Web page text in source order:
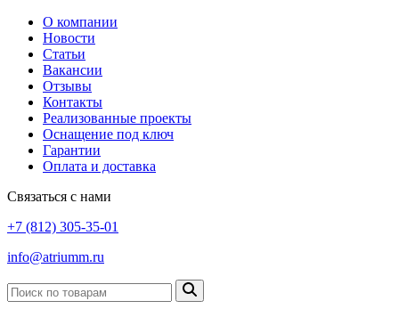
О компании
Новости
Статьи
Вакансии
Отзывы
Контакты
Реализованные проекты
Оснащение под ключ
Гарантии
Оплата и доставка
Связаться с нами
+7 (812) 305-35-01
info@atriumm.ru